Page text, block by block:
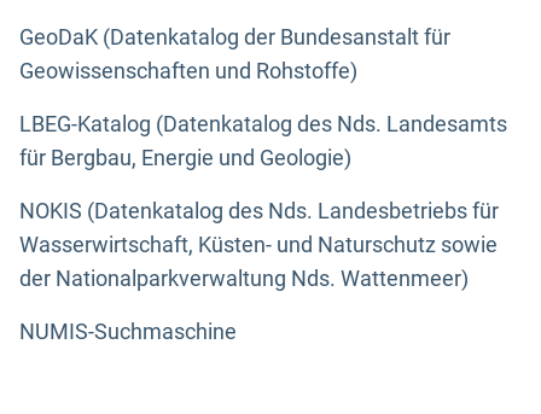
GeoDaK (Datenkatalog der Bundesanstalt für
Geowissenschaften und Rohstoffe)
LBEG-Katalog (Datenkatalog des Nds. Landesamts
für Bergbau, Energie und Geologie)
NOKIS (Datenkatalog des Nds. Landesbetriebs für
Wasserwirtschaft, Küsten- und Naturschutz sowie
der Nationalparkverwaltung Nds. Wattenmeer)
NUMIS-Suchmaschine